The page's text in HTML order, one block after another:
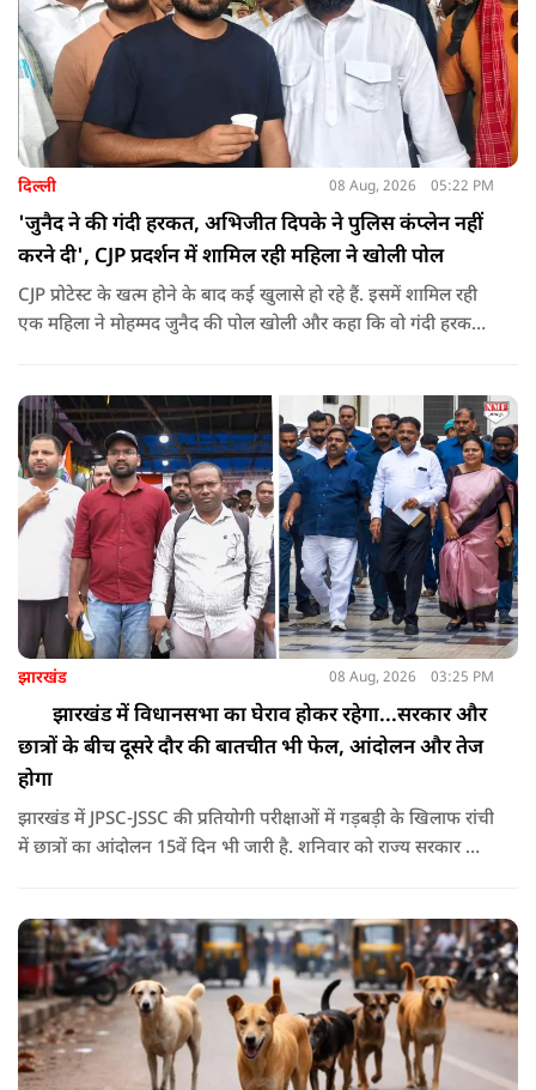
दिल्ली 08 Aug, 2026 05:22 PM
'जुनैद ने की गंदी हरकत, अभिजीत दिपके ने पुलिस कंप्लेन नहीं
करने दी', CJP प्रदर्शन में शामिल रही महिला ने खोली पोल
CJP प्रोटेस्ट के खत्म होने के बाद कई खुलासे हो रहे हैं. इसमें शामिल रही
एक महिला ने मोहम्मद जुनैद की पोल खोली और कहा कि वो गंदी हरकतें
दिया.
झारखंड 08 Aug, 2026 03:25 PM
झारखंड में विधानसभा का घेराव होकर रहेगा...सरकार और
छात्रों के बीच दूसरे दौर की बातचीत भी फेल, आंदोलन और तेज
होगा
झारखंड में JPSC-JSSC की प्रतियोगी परीक्षाओं में गड़बड़ी के खिलाफ रांची
में छात्रों का आंदोलन 15वें दिन भी जारी है. शनिवार को राज्य सरकार और